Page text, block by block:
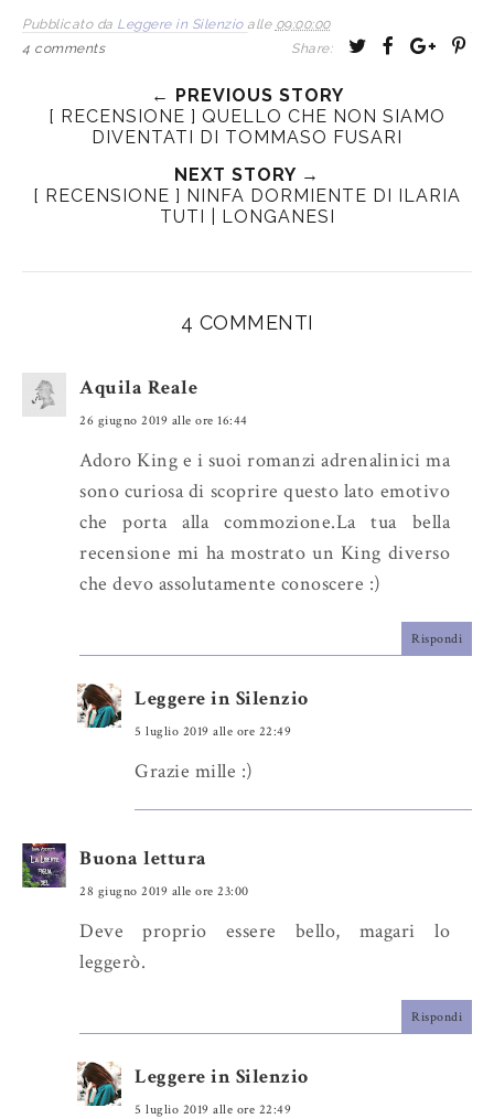
Pubblicato da Leggere in Silenzio alle 09:00:00
4 comments
Share:
T
e
T
h
s
r
O
n
a
r
O
n
o
u
s
← PREVIOUS STORY
[ RECENSIONE ] QUELLO CHE NON SIAMO
DIVENTATI DI TOMMASO FUSARI
NEXT STORY →
[ RECENSIONE ] NINFA DORMIENTE DI ILARIA
TUTI | LONGANESI
4 COMMENTI
Aquila Reale
26 giugno 2019 alle ore 16:44
Adoro King e i suoi romanzi adrenalinici ma
sono curiosa di scoprire questo lato emotivo
che porta alla commozione.La tua bella
recensione mi ha mostrato un King diverso
che devo assolutamente conoscere :)
Rispondi
Leggere in Silenzio
5 luglio 2019 alle ore 22:49
Grazie mille :)
Buona lettura
28 giugno 2019 alle ore 23:00
Deve proprio essere bello, magari lo
leggerò.
Rispondi
Leggere in Silenzio
5 luglio 2019 alle ore 22:49